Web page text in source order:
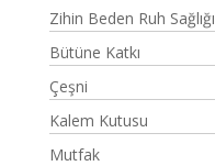
Zihin Beden Ruh Sağlığı
Bütüne Katkı
Çeşni
Kalem Kutusu
Mutfak